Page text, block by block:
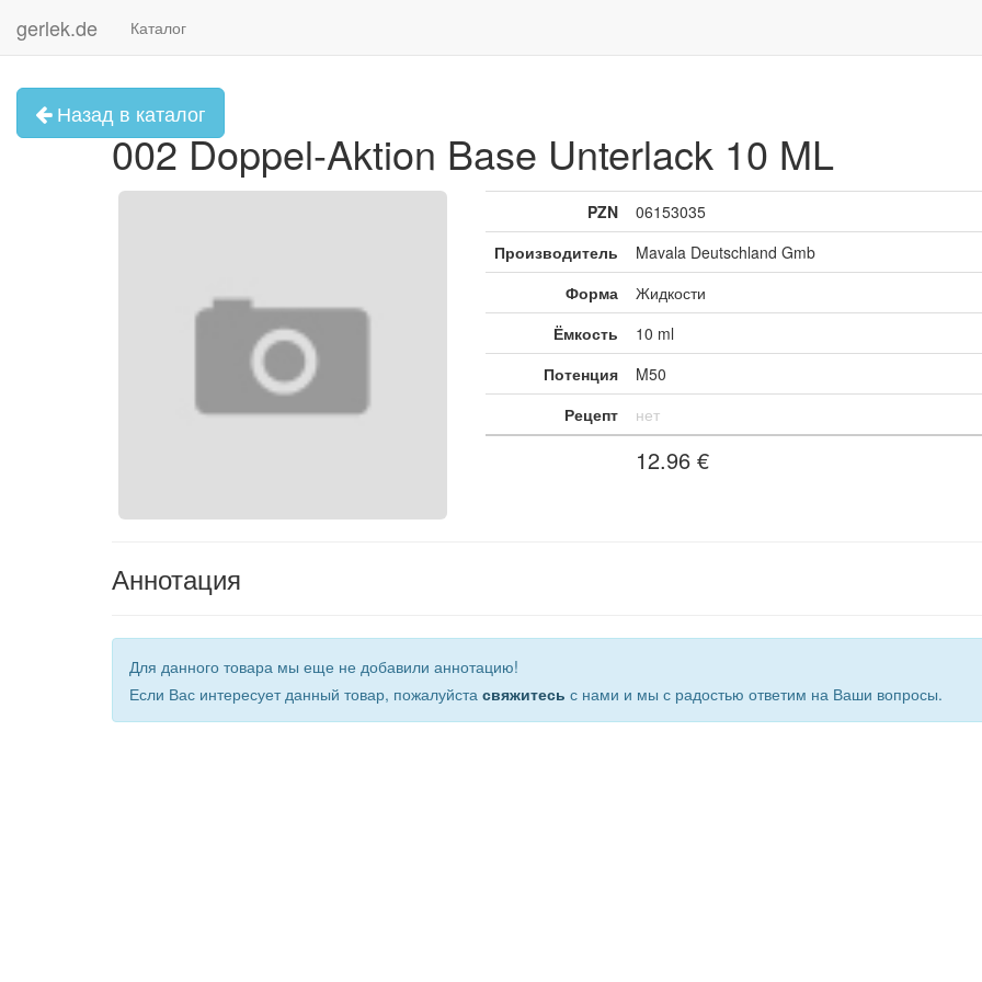
gerlek.de Каталог
Назад в каталог
002 Doppel-Aktion Base Unterlack 10 ML
PZN
06153035
Производитель
Mavala Deutschland Gmb
Форма
Жидкости
Ёмкость
10 ml
Потенция
M50
Рецепт
нет
12.96 €
Аннотация
Для данного товара мы еще не добавили аннотацию!
Если Вас интересует данный товар, пожалуйста свяжитесь с нами и мы с радостью ответим на Ваши вопросы.